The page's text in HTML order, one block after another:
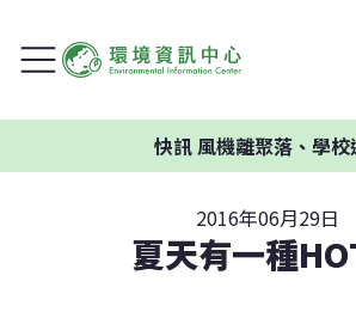
快訊風機離聚落、學校過
2016年06月29日
夏天有一種